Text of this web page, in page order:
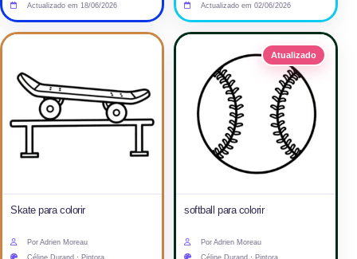
Actualizado em 18/06/2026
Actualizado em 02/06/2026
Skate para colorir
Por Adrien Moreau
Céline Durand · Pintora
Atualizado
softball para colorir
Por Adrien Moreau
Céline Durand · Pintora